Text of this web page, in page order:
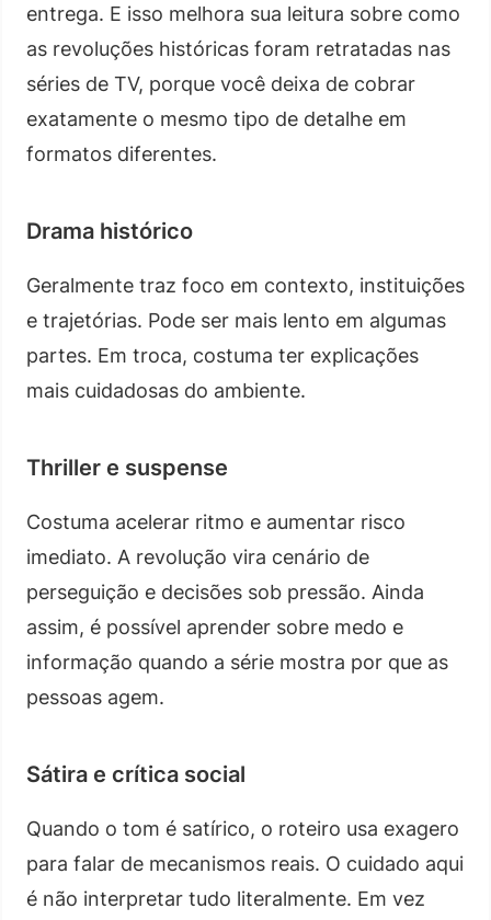
entrega. E isso melhora sua leitura sobre como
as revoluções históricas foram retratadas nas
séries de TV, porque você deixa de cobrar
exatamente o mesmo tipo de detalhe em
formatos diferentes.
Drama histórico
Geralmente traz foco em contexto, instituições
e trajetórias. Pode ser mais lento em algumas
partes. Em troca, costuma ter explicações
mais cuidadosas do ambiente.
Thriller e suspense
Costuma acelerar ritmo e aumentar risco
imediato. A revolução vira cenário de
perseguição e decisões sob pressão. Ainda
assim, é possível aprender sobre medo e
informação quando a série mostra por que as
pessoas agem.
Sátira e crítica social
Quando o tom é satírico, o roteiro usa exagero
para falar de mecanismos reais. O cuidado aqui
é não interpretar tudo literalmente. Em vez